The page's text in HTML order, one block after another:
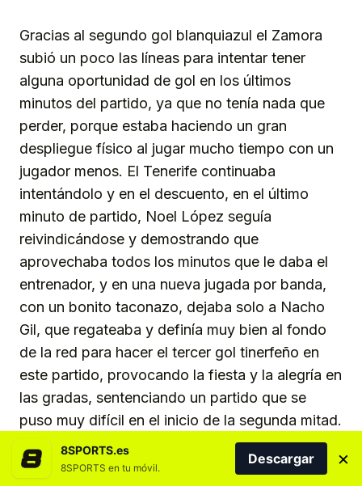
Gracias al segundo gol blanquiazul el Zamora
subió un poco las líneas para intentar tener
alguna oportunidad de gol en los últimos
minutos del partido, ya que no tenía nada que
perder, porque estaba haciendo un gran
despliegue físico al jugar mucho tiempo con un
jugador menos. El Tenerife continuaba
intentándolo y en el descuento, en el último
minuto de partido, Noel López seguía
reivindicándose y demostrando que
aprovechaba todos los minutos que le daba el
entrenador, y en una nueva jugada por banda,
con un bonito taconazo, dejaba solo a Nacho
Gil, que regateaba y definía muy bien al fondo
de la red para hacer el tercer gol tinerfeño en
este partido, provocando la fiesta y la alegría en
las gradas, sentenciando un partido que se
puso muy difícil en el inicio de la segunda mitad.
Por sexta jornada consecutiva el equipo
8SPORTS.es
8SPORTS en tu móvil.
Descargar ×